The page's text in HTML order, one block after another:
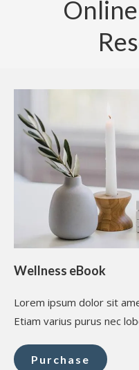
Wellness eBook
Lorem ipsum dolor sit
Etiam varius purus nec
Purchase